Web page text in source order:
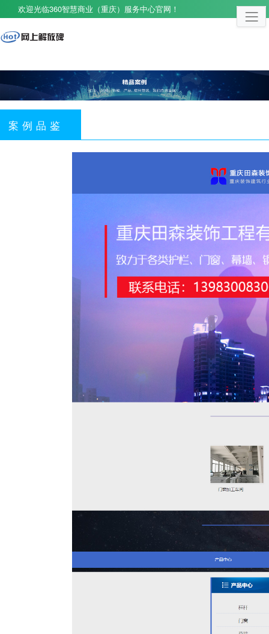
欢迎光临360智慧商业（重庆）服务中心官网！
案例品鉴